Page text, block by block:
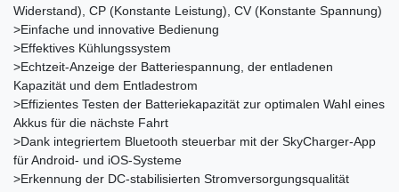
Widerstand), CP (Konstante Leistung), CV (Konstante Spannung)
>Einfache und innovative Bedienung
>Effektives Kühlungssystem
>Echtzeit-Anzeige der Batteriespannung, der entladenen
Kapazität und dem Entladestrom
>Effizientes Testen der Batteriekapazität zur optimalen Wahl eines
Akkus für die nächste Fahrt
>Dank integriertem Bluetooth steuerbar mit der SkyCharger-App
für Android- und iOS-Systeme
>Erkennung der DC-stabilisierten Stromversorgungsqualität